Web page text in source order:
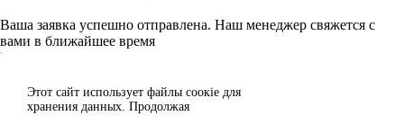
Ваша заявка успешно отправлена. Наш менеджер свяжется с
вами в ближайшее время
Каталог
Этот сайт использует файлы сoокіе для
хранения данных. Продолжая